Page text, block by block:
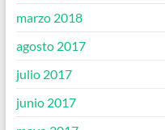
marzo 2018
agosto 2017
julio 2017
junio 2017